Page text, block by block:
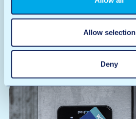
Allow selection
Deny
Wat is osmose?
vast wel eens gehoord: “We…
Lees meer